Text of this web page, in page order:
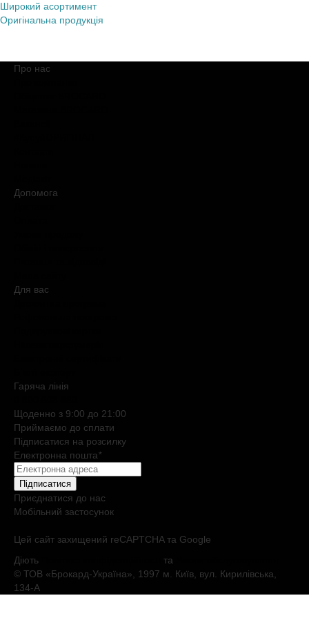
Широкий асортимент
Оригінальна продукція
Про нас
Допомога
Для вас
Гаряча лiнiя
Щоденно з 9:00 до 21:00
Приймаємо до сплати
Підписатися на розсилку
Електронна пошта*
Підписатися
Приєднатися до нас
Мобільний застосунок
Цей сайт захищений reCAPTCHA та Google
Діють
та
© ТОВ «Брокард-Україна», 1997 м. Київ, вул. Кирилівська,
134-А